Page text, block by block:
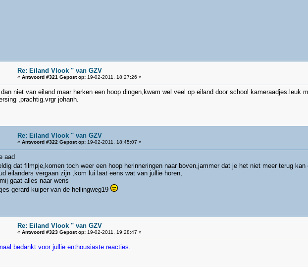
Re: Eiland Vlook " van GZV
« Antwoord #321 Gepost op:19-02-2011, 18:27:26 »
dan niet van eiland maar herken een hoop dingen,kwam wel veel op eiland door school
,prachtig.vrgr johanh.
Re: Eiland Vlook " van GZV
« Antwoord #322 Gepost op:19-02-2011, 18:45:07 »
aad
dat filmpje,komen toch weer een hoop herinneringen naar boven,jammer dat je het niet meer terug kan
eilanders vergaan zijn ,kom lui laat eens wat van jullie horen,
gaat alles naar wens
gerard kuiper van de hellingweg19
Re: Eiland Vlook " van GZV
« Antwoord #323 Gepost op:19-02-2011, 19:28:47 »
bedankt voor jullie enthousiaste reacties.